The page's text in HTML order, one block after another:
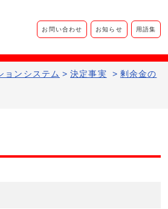
お問い合わせ お知らせ 用語集
ョンシステム​ > 決定事実 > 剰余金の